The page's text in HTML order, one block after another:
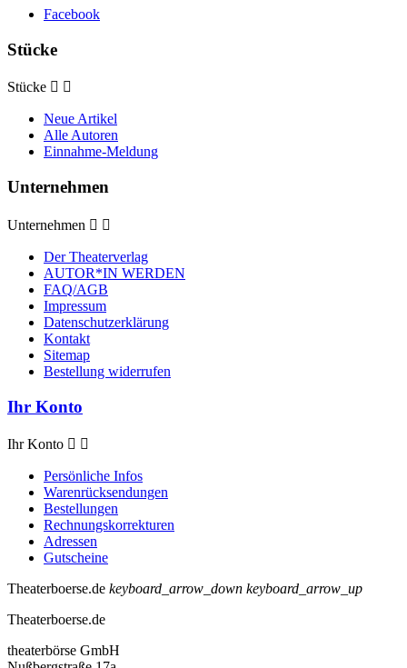
Facebook
Stücke
Stücke  
Neue Artikel
Alle Autoren
Einnahme-Meldung
Unternehmen
Unternehmen  
Der Theaterverlag
AUTOR*IN WERDEN
FAQ/AGB
Impressum
Datenschutzerklärung
Kontakt
Sitemap
Bestellung widerrufen
Ihr Konto
Ihr Konto  
Persönliche Infos
Warenrücksendungen
Bestellungen
Rechnungskorrekturen
Adressen
Gutscheine
Theaterboerse.de keyboard_arrow_down keyboard_arrow_up
Theaterboerse.de
theaterbörse GmbH